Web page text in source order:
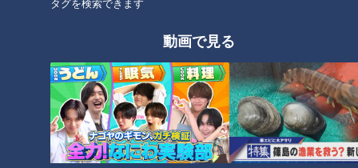
タグを検索できます
動画で見る
CBCテレビ『道との遭遇』